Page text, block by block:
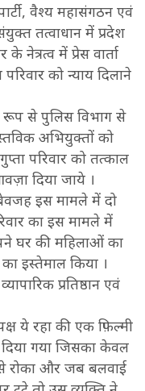
, वैश्य महासंगठन एवं
तत्वाधान में प्रदेश
नेत्रत्व में प्रेस वार्ता
को न्याय दिलाने
रूप से पुलिस विभाग से
अभियुक्तों को
परिवार को तत्काल
दिया जाये ।
बेवजह इस मामले में दो
का इस मामले में
घर की महिलाओं का
इस्तेमाल किया ।
प्रतिष्ठान एवं
ये रहा की एक फ़िल्मी
दिया गया जिसका केवल
रोका और जब बलवाई